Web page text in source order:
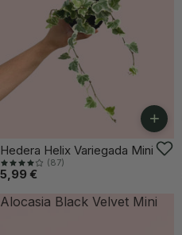
+
Hedera Helix Variegada Mini
(87)
5,99 €
Alocasia Black Velvet Mini